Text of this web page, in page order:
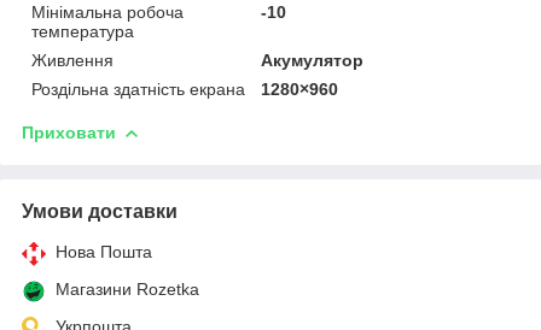
Мінімальна робоча
температура
-10
Живлення
Акумулятор
Роздільна здатність екрана
1280×960
Приховати
Умови доставки
Нова Пошта
Магазини Rozetka
Укрпошта